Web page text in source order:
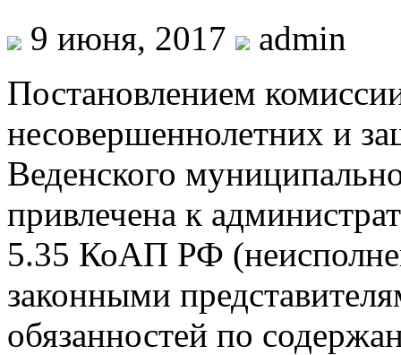
9 июня, 2017
admin
Постановлением
несовершеннолетних и
Веденского
привлечена к
5.35 КоАП РФ
законными
обязанностей по